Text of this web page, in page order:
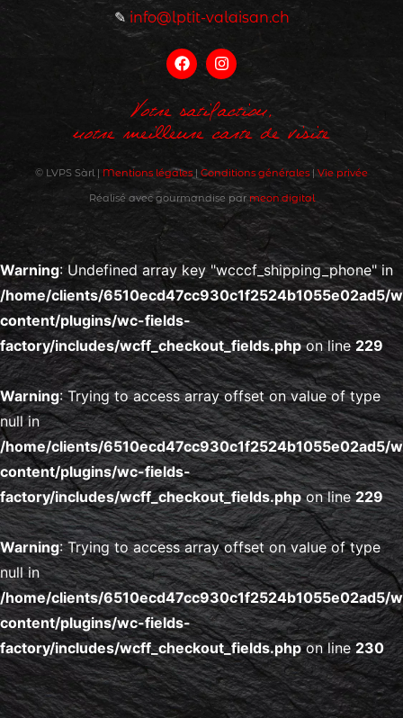
✎ info@lptit-valaisan.ch
Votre satifaction,
notre meilleure carte de visite
© LVPS Sàrl | Mentions légales | Conditions générales | Vie privée
Réalisé avec gourmandise par meon.digital
Warning: Undefined array key "wcccf_shipping_phone" in
/home/clients/6510ecd47cc930c1f2524b1055e02ad5/
content/plugins/wc-fields-
factory/includes/wcff_checkout_fields.phpon line229
Warning: Trying to access array offset on value of type
null in
/home/clients/6510ecd47cc930c1f2524b1055e02ad5/
content/plugins/wc-fields-
factory/includes/wcff_checkout_fields.phpon line229
Warning: Trying to access array offset on value of type
null in
/home/clients/6510ecd47cc930c1f2524b1055e02ad5/
content/plugins/wc-fields-
factory/includes/wcff_checkout_fields.phpon line230